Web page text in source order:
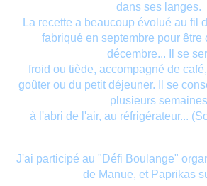
dans ses langes.
La recette a beaucoup évolué au fil
fabriqué en septembre pour être
décembre... Il se
froid ou tiède, accompagné de
goûter ou du petit déjeuner. Il se
plusieurs semaines
à l'abri de l'air, au réfrigérateur...
J'ai participé au "Défi Boulange"
de Manue, et Paprikas